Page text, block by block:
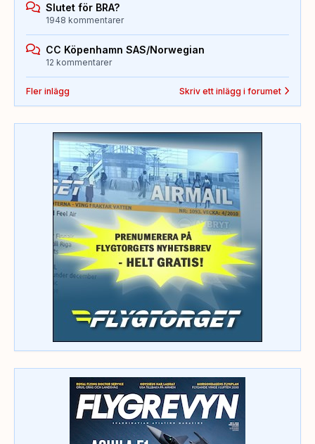
Slutet för BRA?
1948 kommentarer
CC Köpenhamn SAS/Norwegian
12 kommentarer
Fler inlägg Skriv ett inlägg i forumet